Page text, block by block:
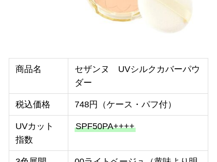
商品名
セザンヌ UVシルクカバーパウ
ダー
税込価格 748円（ケース・パフ付）
UVカット
指数
SPF50PA++++